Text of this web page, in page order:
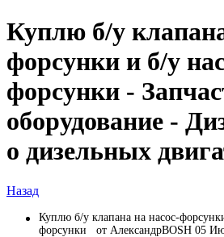
Куплю б/у
форсунки и б/у
форсунки -
оборудование -
о дизельных
Назад
Куплю б/у клапана на насос-
форсунки от АлександрBOSH 05